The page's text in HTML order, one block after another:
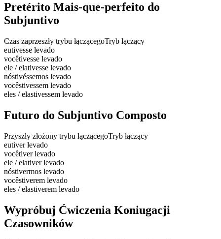
Pretérito Mais-que-perfeito do
Subjuntivo
Czas zaprzeszły trybu łączącegoTryb łączący
eutivesse levado
vocêtivesse levado
ele / elativesse levado
nóstivéssemos levado
vocêstivessem levado
eles / elastivessem levado
Futuro do Subjuntivo Composto
Przyszły złożony trybu łączącegoTryb łączący
eutiver levado
vocêtiver levado
ele / elativer levado
nóstivermos levado
vocêstiverem levado
eles / elastiverem levado
Wypróbuj Ćwiczenia Koniugacji
Czasowników